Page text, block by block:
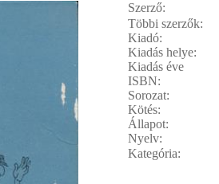
Szerző:
Többi szerzők:
Kiadó:
Kiadás helye:
Kiadás éve
ISBN:
Sorozat:
Kötés:
Állapot:
Nyelv:
Kategória: